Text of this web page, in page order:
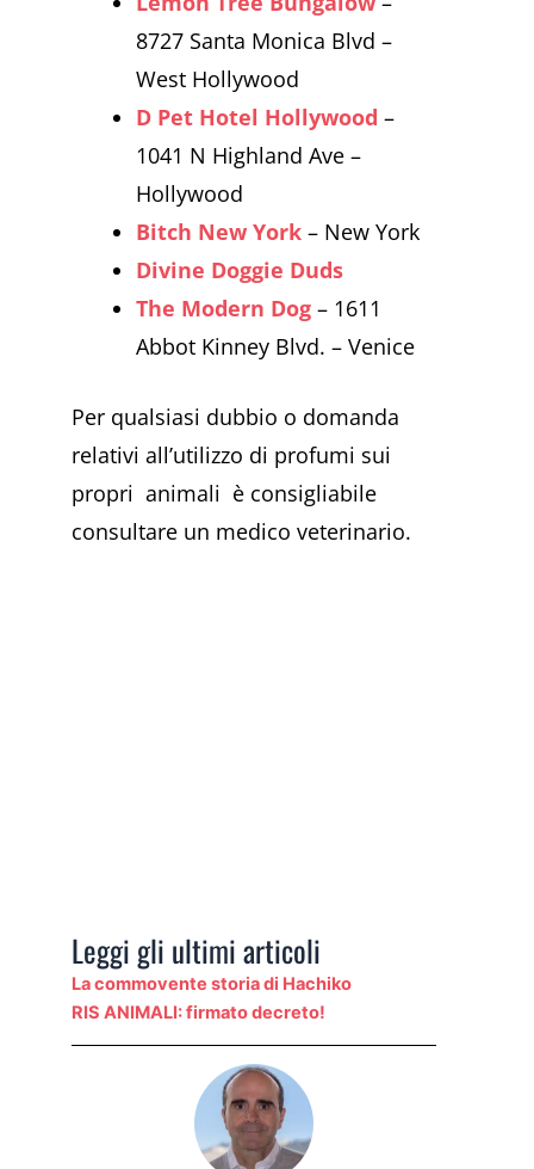
8727 Santa Monica Blvd –
West Hollywood
D Pet Hotel Hollywood –
1041 N Highland Ave –
Hollywood
Bitch New York – New York
Divine Doggie Duds
The Modern Dog – 1611
Abbot Kinney Blvd. – Venice
Per qualsiasi dubbio o domanda
relativi all’utilizzo di profumi sui
propri animali è consigliabile
consultare un medico veterinario.
Leggi gli ultimi articoli
La commovente storia di Hachiko
RIS ANIMALI: firmato decreto!